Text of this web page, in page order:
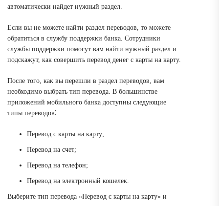
автоматически найдет нужный раздел.
Если вы не можете найти раздел переводов, то можете
обратиться в службу поддержки банка. Сотрудники
службы поддержки помогут вам найти нужный раздел и
подскажут, как совершить перевод денег с карты на карту.
После того, как вы перешли в раздел переводов, вам
необходимо выбрать тип перевода. В большинстве
приложений мобильного банка доступны следующие
типы переводов⁚
Перевод с карты на карту;
Перевод на счет;
Перевод на телефон;
Перевод на электронный кошелек.
Выберите тип перевода «Перевод с карты на карту» и